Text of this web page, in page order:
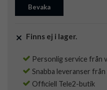
Bevaka
Finns ej i lager.
Personlig service från
Snabba leveranser
Officiell Tele2-butik